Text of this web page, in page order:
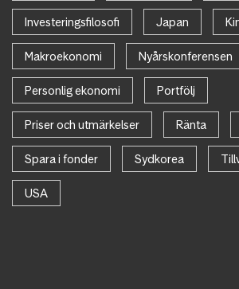
Investeringsfilosofi Japan
Makroekonomi Nyårskonferensen
Personlig ekonomi Portfölj
Priser och utmärkelser Ränta
Spara i fonder Sydkorea
USA